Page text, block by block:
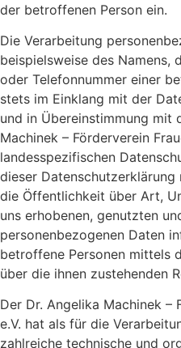
der betroffenen Person ein.
Die Verarbeitung
beispielsweise des Namens,
oder Telefonnummer einer
stets im Einklang mit der
und in Übereinstimmung mit
Machinek – Förderverein
landesspezifischen
dieser
die Öffentlichkeit über Art,
uns erhobenen, genutzten
personenbezogenen Daten
betroffene Personen mittels
über die ihnen zustehenden
Der Dr. Angelika Machinek –
e.V. hat als für die
zahlreiche technische und